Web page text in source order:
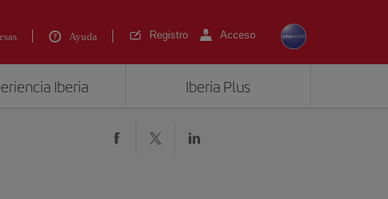
Ayuda Registro Acceso
Iberia Iberia Plus